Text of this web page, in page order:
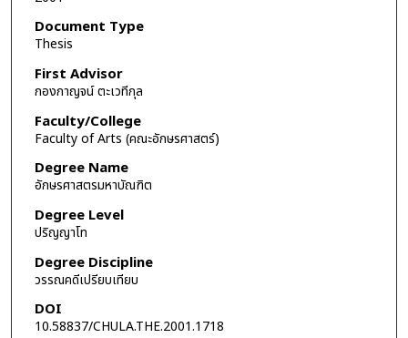
Document Type
Thesis
First Advisor
กองกาญจน์ ตะเวทีกุล
Faculty/College
Faculty of Arts (คณะอักษรศาสตร์)
Degree Name
อักษรศาสตรมหาบัณฑิต
Degree Level
ปริญญาโท
Degree Discipline
วรรณคดีเปรียบเทียบ
DOI
10.58837/CHULA.THE.2001.1718